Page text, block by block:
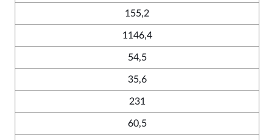
155,2
1146,4
54,5
35,6
231
60,5